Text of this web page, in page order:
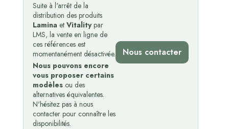
Suite à l'arrêt de la
distribution des produits
Lamina et Vitalitypar
LMS, la vente en ligne de
ces références est
momentanément désactivée.
Nous pouvons encore
vous proposer certains
modèles ou des
alternatives équivalentes.
N'hésitez pas à nous
contacter pour connaître les
disponibilités.
Nous contacter